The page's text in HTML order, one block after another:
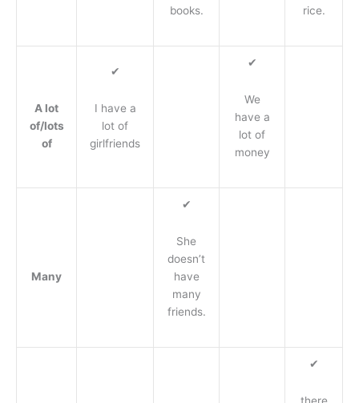
books.
rice.
A lot
of/lots
of
✔
I have a
lot of
girlfriends
✔
We
have a
lot of
money
Many
✔
She
doesn’t
have
many
friends.
✔